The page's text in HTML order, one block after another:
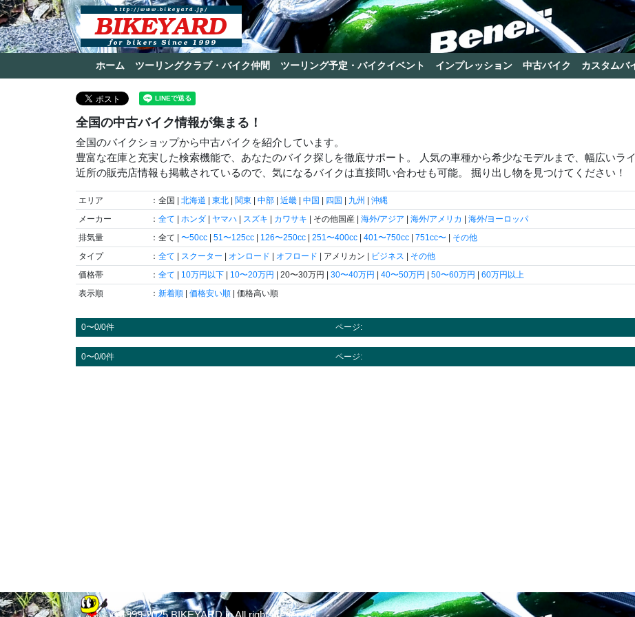
ホーム ツーリングクラブ・バイク仲間 ツーリング予定・バイクイベント インプレッション 中古バイク カスタムバ
全国の中古バイク情報が集まる！
全国のバイクショップから中古バイクを紹介しています。
豊富な在庫と充実した検索機能で、あなたのバイク探しを徹底サポート。 人気の車種から希少なモデルまで、幅広いラ
近所の販売店情報も掲載されているので、気になるバイクは直接問い合わせも可能。 掘り出し物を見つけてください！
エリア ：全国 | 北海道 東北 関東 中部 近畿 中国 四国 九州
沖縄
メーカー
： 全て ホンダ ヤマハ スズキ カワサキ | その他国産 | 海外/アジア 海外/アメリカ
海外/ヨーロッパ
排気量
：全て | 〜50cc 51〜125cc 126〜250cc 251〜400cc 401〜750cc 751cc〜
その他
タイプ
： 全て スクーター オンロード オフロード | アメリカン | ビジネス
その他
価格帯
： 全て 10万円以下 10〜20万円 | 20〜30万円 | 30〜40万円 40〜50万円 50〜60万円
60万円以上
表示順
： 新着順 価格安い順 | 価格高い順
0〜0/0件 ページ:
0〜0/0件 ページ:
© 1999-2025 BIKEYARD.jp All rights reserved.